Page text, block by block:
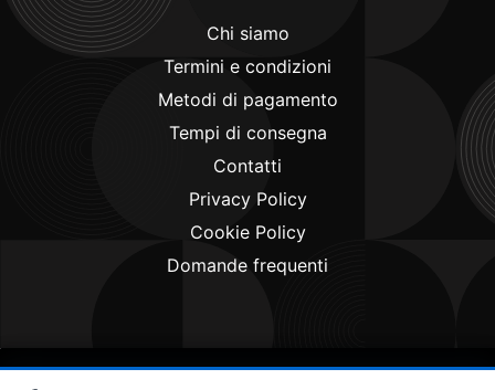
Chi siamo
Termini e condizioni
Metodi di pagamento
Tempi di consegna
Contatti
Privacy Policy
Cookie Policy
Domande frequenti